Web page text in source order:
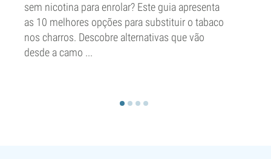
sem nicotina para enrolar? Este guia apresenta
as 10 melhores opções para substituir o tabaco
nos charros. Descobre alternativas que vão
desde a camo ...